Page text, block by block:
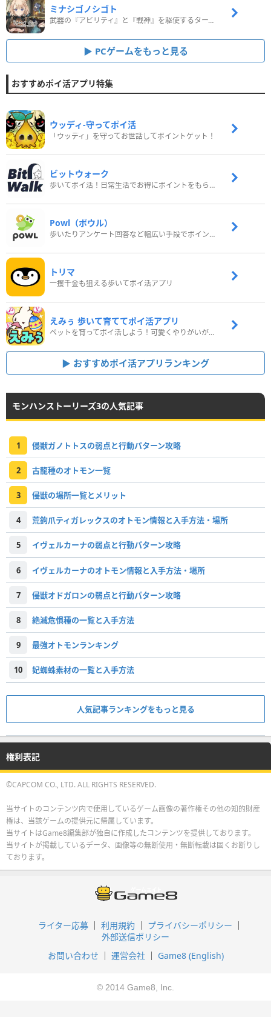
ミナシゴノシゴト
武器の『アビリティ』と『戦神』を駆使するターン制コマンドバトルRPG！
PCゲームをもっと見る
おすすめポイ活アプリ特集
ウッディ‐守ってポイ活
「ウッディ」を守ってお世話してポイントゲット！
ビットウォーク
歩いてポイ活！日常生活でお得にポイントをもらおう
Powl（ポウル）
歩いたりアンケート回答など幅広い手段でポイントをゲット
トリマ
一攫千金も狙える歩いてポイ活アプリ
えみぅ 歩いて育ててポイ活アプリ
ペットを育ってポイ活しよう！可愛くやりがいがある新感覚アプリ
おすすめポイ活アプリランキング
モンハンストーリーズ3の人気記事
1 侵獣ガノトトスの弱点と行動パターン攻略
2 古龍種のオトモン一覧
3 侵獣の場所一覧とメリット
4 荒鉤爪ティガレックスのオトモン情報と入手方法・場所
5 イヴェルカーナの弱点と行動パターン攻略
6 イヴェルカーナのオトモン情報と入手方法・場所
7 侵獣オドガロンの弱点と行動パターン攻略
8 絶滅危惧種の一覧と入手方法
9 最強オトモンランキング
10 妃蜘蛛素材の一覧と入手方法
人気記事ランキングをもっと見る
権利表記
©CAPCOM CO., LTD. ALL RIGHTS RESERVED.
当サイトのコンテンツ内で使用しているゲーム画像の著作権その他の知的財産
権は、当該ゲームの提供元に帰属しています。
当サイトはGame8編集部が独自に作成したコンテンツを提供しております。
当サイトが掲載しているデータ、画像等の無断使用・無断転載は固くお断りし
ております。
ライター応募 利用規約
プライバシーポリシー
外部送信ポリシー
お問い合わせ
運営会社 Game8 (English)
© 2014 Game8, Inc.